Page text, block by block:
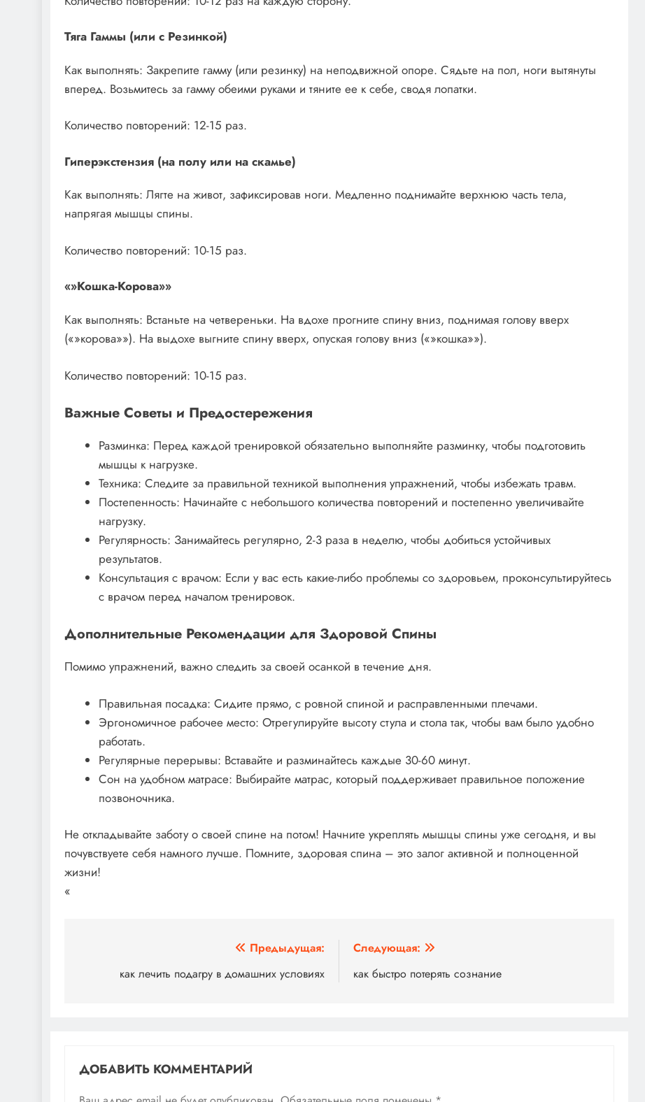
Тяга Гаммы (или с Резинкой)
Как выполнять: Закрепите гамму (или резинку) на неподвижной опоре. Сядьте на пол, ноги вытянуты
вперед. Возьмитесь за гамму обеими руками и тяните ее к себе, сводя лопатки.
Количество повторений: 12-15 раз.
Гиперэкстензия (на полу или на скамье)
Как выполнять: Лягте на живот, зафиксировав ноги. Медленно поднимайте верхнюю часть тела,
напрягая мышцы спины.
Количество повторений: 10-15 раз.
«»Кошка-Корова»»
Как выполнять: Встаньте на четвереньки. На вдохе прогните спину вниз, поднимая голову вверх
(«»корова»»). На выдохе выгните спину вверх, опуская голову вниз («»кошка»»).
Количество повторений: 10-15 раз.
Важные Советы и Предостережения
Разминка: Перед каждой тренировкой обязательно выполняйте разминку, чтобы подготовить
мышцы к нагрузке.
Техника: Следите за правильной техникой выполнения упражнений, чтобы избежать травм.
Постепенность: Начинайте с небольшого количества повторений и постепенно увеличивайте
нагрузку.
Регулярность: Занимайтесь регулярно, 2-3 раза в неделю, чтобы добиться устойчивых
результатов.
Консультация с врачом: Если у вас есть какие-либо проблемы со здоровьем, проконсультируйтесь
с врачом перед началом тренировок.
Дополнительные Рекомендации для Здоровой Спины
Помимо упражнений, важно следить за своей осанкой в течение дня.
Правильная посадка: Сидите прямо, с ровной спиной и расправленными плечами.
Эргономичное рабочее место: Отрегулируйте высоту стула и стола так, чтобы вам было удобно
работать.
Регулярные перерывы: Вставайте и разминайтесь каждые 30-60 минут.
Сон на удобном матрасе: Выбирайте матрас, который поддерживает правильное положение
позвоночника.
Не откладывайте заботу о своей спине на потом! Начните укреплять мышцы спины уже сегодня, и вы
почувствуете себя намного лучше. Помните, здоровая спина – это залог активной и полноценной
жизни!
«
Предыдущая:
как лечить подагру в домашних условиях
Следующая:
как быстро потерять сознание
ДОБАВИТЬ КОММЕНТАРИЙ